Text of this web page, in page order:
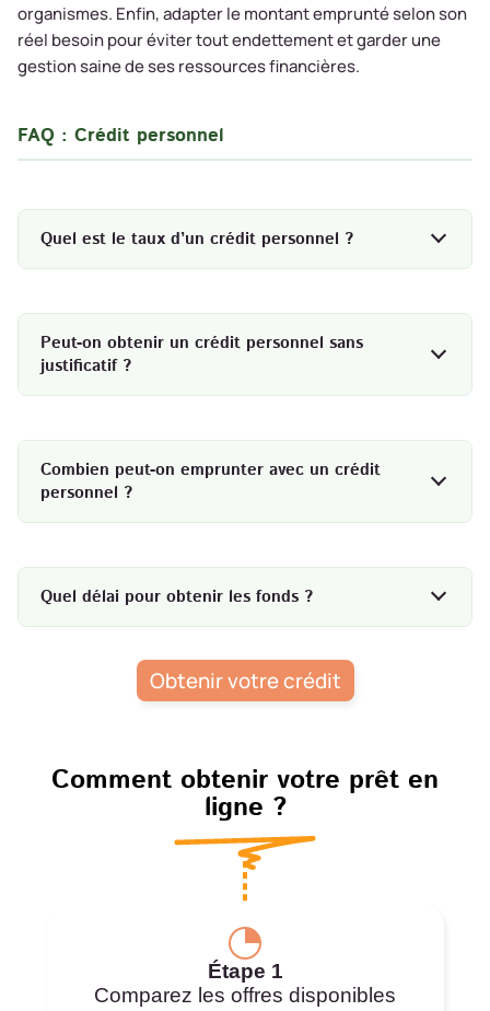
organismes. Enfin, adapter le montant emprunté selon son
réel besoin pour éviter tout endettement et garder une
gestion saine de ses ressources financières.
FAQ : Crédit personnel
Quel est le taux d’un crédit personnel ?
Peut-on obtenir un crédit personnel sans
justificatif ?
Combien peut-on emprunter avec un crédit
personnel ?
Quel délai pour obtenir les fonds ?
Obtenir votre crédit
Comment obtenir votre prêt en
ligne ?
Étape 1
Comparez les offres disponibles